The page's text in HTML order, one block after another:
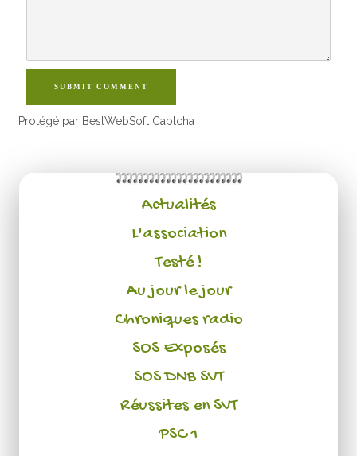
SUBMIT COMMENT
Protégé par BestWebSoft Captcha
Actualités
L'association
Testé !
Au jour le jour
Chroniques radio
SOS Exposés
SOS DNB SVT
Réussites en SVT
PSC 1